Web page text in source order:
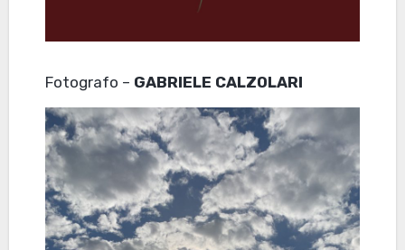
Fotografo – GABRIELE CALZOLARI